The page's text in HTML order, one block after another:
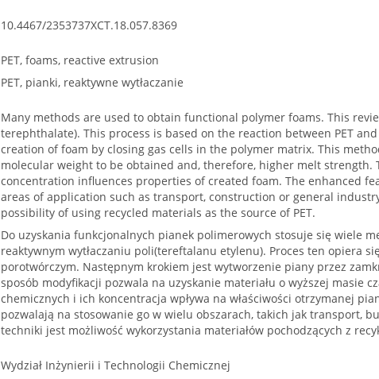
10.4467/2353737XCT.18.057.8369
PET, foams, reactive extrusion
PET, pianki, reaktywne wytłaczanie
Many methods are used to obtain functional polymer foams. This
terephthalate). This process is based on the reaction between PET
creation of foam by closing gas cells in the polymer matrix. This
molecular weight to be obtained and, therefore, higher melt
concentration influences properties of created foam. The enhanced
areas of application such as transport, construction or general
possibility of using recycled materials as the source of PET.
Do uzyskania funkcjonalnych pianek polimerowych stosuje się wiele
reaktywnym wytłaczaniu poli(tereftalanu etylenu). Proces ten opiera
porotwórczym. Następnym krokiem jest wytworzenie piany przez
sposób modyfikacji pozwala na uzyskanie materiału o wyższej masie
chemicznych i ich koncentracja wpływa na właściwości otrzymanej
pozwalają na stosowanie go w wielu obszarach, takich jak transport,
techniki jest możliwość wykorzystania materiałów pochodzących z
Wydział Inżynierii i Technologii Chemicznej